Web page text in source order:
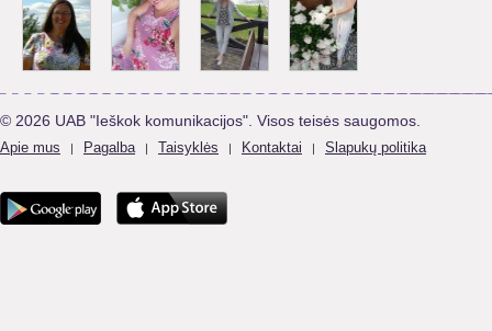
© 2026 UAB "Ieškok komunikacijos". Visos teisės saugomos.
Apie mus | Pagalba | Taisyklės | Kontaktai | Slapukų politika